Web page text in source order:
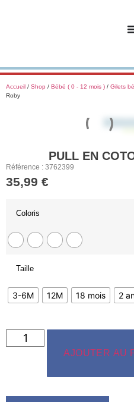
Accueil / Shop / Bébé ( 0 - 12 mois ) / Gilets
Roby
🚚
PULL EN
Référence : 3762399
35,99 €
Coloris
Taille
3-6M 12M 18 mois 2
AJOUTER AU